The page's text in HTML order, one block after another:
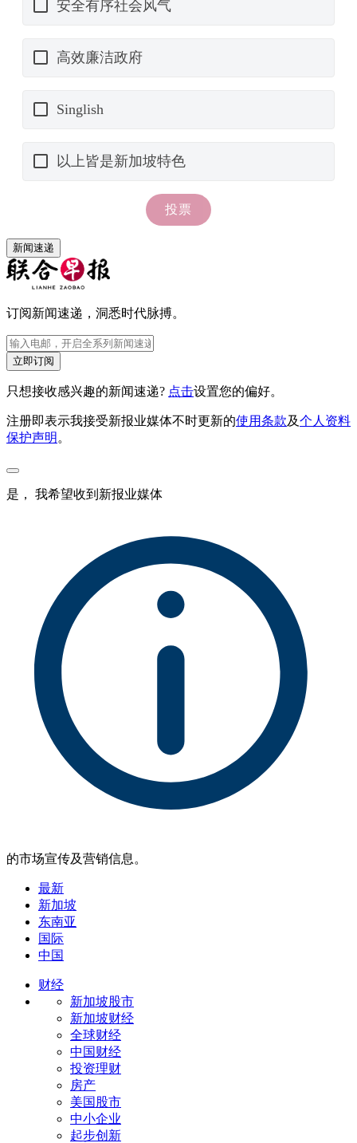
新闻速递
订阅新闻速递，洞悉时代脉搏。
立即订阅
只想接收感兴趣的新闻速递? 点击设置您的偏好。
注册即表示我接受新报业媒体不时更新的使用条款及个人资料
保护声明 。
是， 我希望收到新报业媒体
的市场宣传及营销信息。
最新
新加坡
东南亚
国际
中国
财经
新加坡股市
新加坡财经
全球财经
中国财经
投资理财
房产
美国股市
中小企业
起步创新